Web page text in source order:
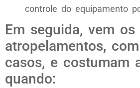
controle do equipamento
Em seguida, vem os
atropelamentos,
casos, e costumam
quando: